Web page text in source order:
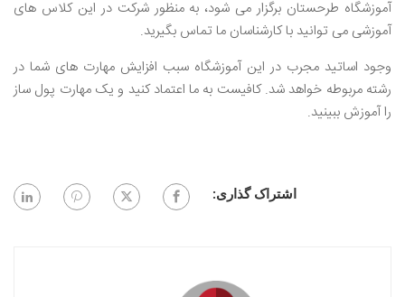
آموزشگاه طرحستان برگزار می‌ شود، به منظور شرکت در این کلاس های
آموزشی می‌ توانید با کارشناسان ما تماس بگیرید.
وجود اساتید مجرب در این آموزشگاه سبب افزایش مهارت‌ های شما در
رشته مربوطه خواهد شد. کافیست به ما اعتماد کنید و یک مهارت پول ساز
را آموزش ببینید.
اشتراک گذاری: